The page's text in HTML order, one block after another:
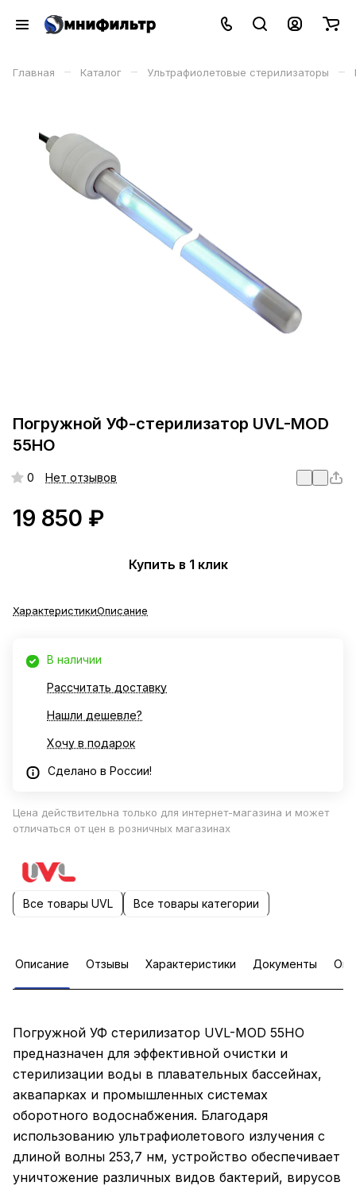
Главная – Каталог – Ультрафиолетовые стерилизаторы –
Погружной УФ-стерилизатор UVL-MOD
55HO
0 Нет отзывов
19 850 ₽
Купить в 1 клик
ХарактеристикиОписание
В наличии
Рассчитать доставку
Нашли дешевле?
Хочу в подарок
Сделано в России!
Цена действительна только для интернет-магазина и может
отличаться от цен в розничных магазинах
Все товары UVL Все товары категории
Описание Отзывы Характеристики Документы
Погружной УФ стерилизатор UVL-MOD 55НО
предназначен для эффективной очистки и
стерилизации воды в плавательных бассейнах,
аквапарках и промышленных системах
оборотного водоснабжения. Благодаря
использованию ультрафиолетового излучения с
длиной волны 253,7 нм, устройство обеспечивает
уничтожение различных видов бактерий, вирусов